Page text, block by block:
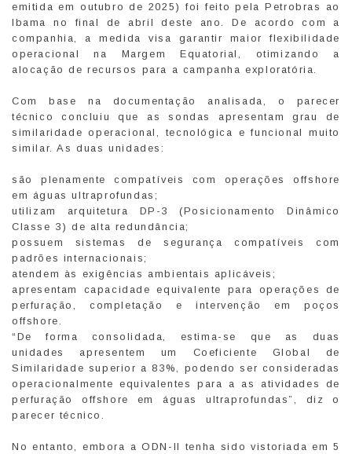
emitida em outubro de 2025) foi feito pela Petrobras ao
Ibama no final de abril deste ano. De acordo com a
companhia, a medida visa garantir maior flexibilidade
operacional na Margem Equatorial, otimizando a
alocação de recursos para a campanha exploratória.
Com base na documentação analisada, o parecer
técnico concluiu que as sondas apresentam grau de
similaridade operacional, tecnológica e funcional muito
similar. As duas unidades:
são plenamente compatíveis com operações offshore
em águas ultraprofundas;
utilizam arquitetura DP-3 (Posicionamento Dinâmico
Classe 3) de alta redundância;
possuem sistemas de segurança compatíveis com
padrões internacionais;
atendem às exigências ambientais aplicáveis;
apresentam capacidade equivalente para operações de
perfuração, completação e intervenção em poços
offshore.
“De forma consolidada, estima-se que as duas
unidades apresentem um Coeficiente Global de
Similaridade superior a 83%, podendo ser consideradas
operacionalmente equivalentes para a as atividades de
perfuração offshore em águas ultraprofundas”, diz o
parecer técnico.
No entanto, embora a ODN-II tenha sido vistoriada em 5